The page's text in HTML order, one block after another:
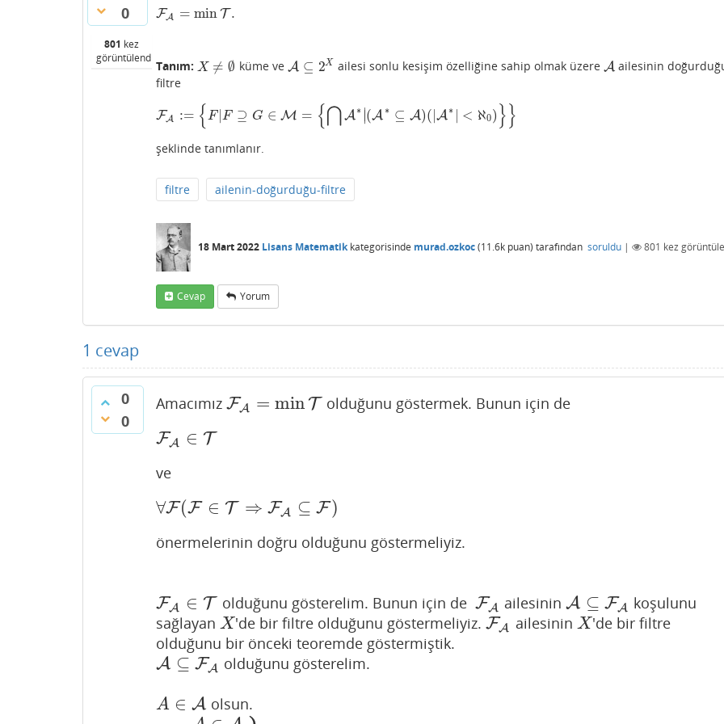
0
801 kez
görüntülendi
FA = minT .
F A= minT.
Tanım: X ≠ ∅
X≠ ∅ küme ve A ⊆ 2X
A⊆2X ailesi sonlu kesişim özelliğine sahip olmak üzere A
A ailesinin
filtre
FA := {F |F ⊇ G ∈ M = {⋂A ∗ ∣(A ∗ ⊆ A)(|A ∗ | < ℵ0) }}
FA :={ F|F ⊇G∈M={ ⋂ A ∗|(A∗ ⊆A)( |A∗|<ℵ 0)}}
şeklinde tanımlanır.
filtre ailenin-doğurduğu-filtre
18 Mart 2022 Lisans Matematikkategorisinde murad.ozkoc(11.6k puan) tarafından soruldu | 801 kez
Cevap Yorum
1 cevap
0
0
Amacımız FA = min T
FA= minT olduğunu göstermek. Bunun için de
FA ∈ T
FA ∈ T
ve
∀F(F ∈ T ⇒ FA ⊆ F)
∀ F(F ∈T⇒F A⊆F
önermelerinin doğru olduğunu göstermeliyiz.
FA ∈ T
FA∈ T olduğunu gösterelim. Bunun için de FA
FA ailesininA ⊆ FA
A⊆ FA
koşulunu
sağlayan X
X 'de bir filtre olduğunu göstermeliyiz.FA
FA ailesinin X
X 'de bir filtre
olduğunu bir önceki teoremde göstermiştik.
A ⊆ FA
A⊆ FA olduğunu gösterelim.
A ∈ A
A∈A olsun.